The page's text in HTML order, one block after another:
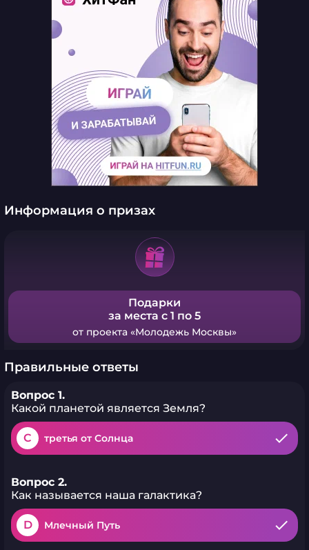
Информация о призах
Подарки
за места с 1 по 5
от проекта «Молодежь Москвы»
Правильные ответы
Вопрос 1.
Какой планетой является Земля?
C третья от Солнца
Вопрос 2.
Как называется наша галактика?
D Млечный Путь